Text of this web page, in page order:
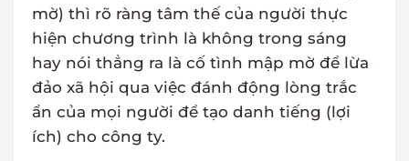
mờ) thì rõ ràng tâm thế của người thực
hiện chương trình là không trong sáng
hay nói thẳng ra là cố tình mập mờ để lừa
đảo xã hội qua việc đánh động lòng trắc
ẩn của mọi người để tạo danh tiếng (lợi
ích) cho công ty.